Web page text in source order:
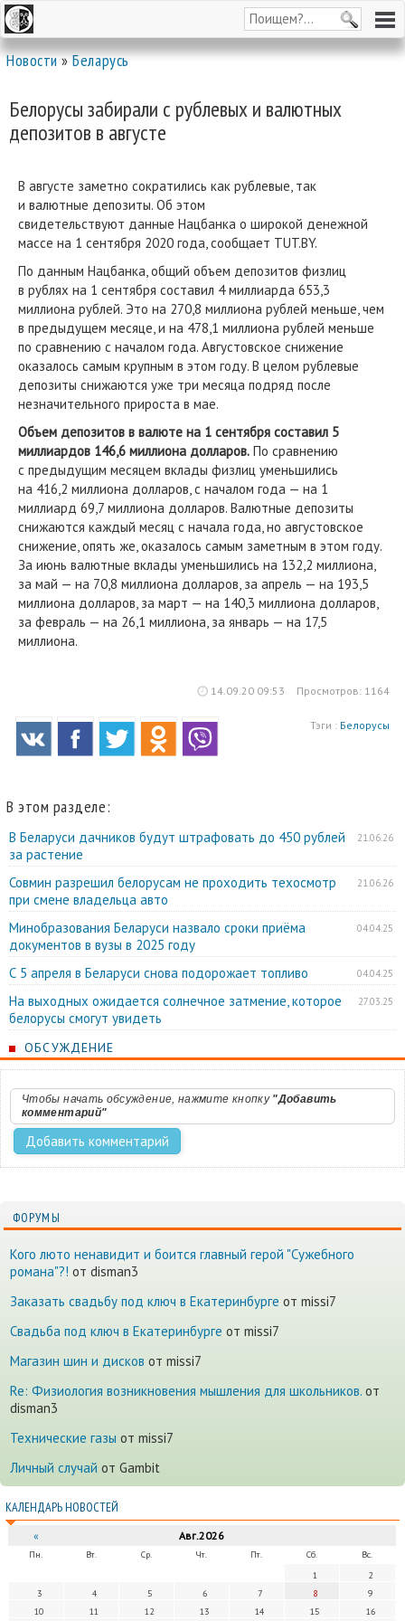
Новости»Беларусь
Белорусы забирали с рублевых и валютных
депозитов в августе
В августе заметно сократились как рублевые, так
и валютные депозиты. Об этом
свидетельствуют данные Нацбанка о широкой денежной
массе на 1 сентября 2020 года, сообщает TUT.BY.
По данным Нацбанка, общий объем депозитов физлиц
в рублях на 1 сентября составил 4 миллиарда 653,3
миллиона рублей. Это на 270,8 миллиона рублей меньше, чем
в предыдущем месяце, и на 478,1 миллиона рублей меньше
по сравнению с началом года. Августовское снижение
оказалось самым крупным в этом году. В целом рублевые
депозиты снижаются уже три месяца подряд после
незначительного прироста в мае.
Объем депозитов в валюте на 1 сентября составил 5
миллиардов 146,6 миллиона долларов. По сравнению
с предыдущим месяцем вклады физлиц уменьшились
на 416,2 миллиона долларов, с началом года — на 1
миллиард 69,7 миллиона долларов. Валютные депозиты
снижаются каждый месяц с начала года, но августовское
снижение, опять же, оказалось самым заметным в этом году.
За июнь валютные вклады уменьшились на 132,2 миллиона,
за май — на 70,8 миллиона долларов, за апрель — на 193,5
миллиона долларов, за март — на 140,3 миллиона долларов,
за февраль — на 26,1 миллиона, за январь — на 17,5
миллиона.
14.09.20 09:53 Просмотров: 1164
Тэги : Белорусы
В этом разделе:
21.06.26
В Беларуси дачников будут штрафовать до 450 рублей
за растение
21.06.26
Совмин разрешил белорусам не проходить техосмотр
при смене владельца авто
04.04.25
Минобразования Беларуси назвало сроки приёма
документов в вузы в 2025 году
04.04.25
С 5 апреля в Беларуси снова подорожает топливо
27.03.25
На выходных ожидается солнечное затмение, которое
белорусы смогут увидеть
ОБСУЖДЕНИЕ
Чтобы начать обсуждение, нажмите кнопку "Добавить
комментарий"
ФОРУМЫ
Кого люто ненавидит и боится главный герой "Сужебного
романа"?! от disman3
Заказать свадьбу под ключ в Екатеринбурге от missi7
Cвадьба под ключ в Екатеринбурге от missi7
Магазин шин и дисков от missi7
Re: Физиология возникновения мышления для школьников. от
disman3
Технические газы от missi7
Личный случай от Gambit
КАЛЕНДАРЬ НОВОСТЕЙ
« Авг.2026
Пн. Вт. Ср. Чт. Пт. Сб.
Вс.
1
2
3
4 5 6 7 8
9
10
11 12 13 14 15 16